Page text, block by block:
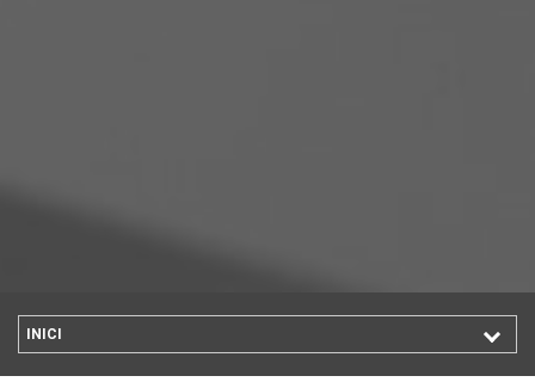
INICI